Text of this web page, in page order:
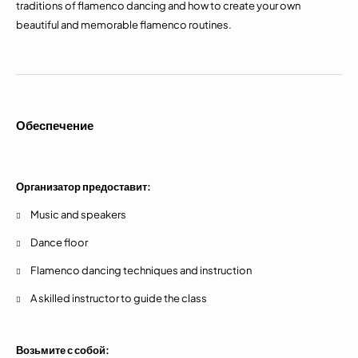
traditions of flamenco dancing and how to create your own
beautiful and memorable flamenco routines.
Обеспечение
Организатор предоставит:
Music and speakers
Dance floor
Flamenco dancing techniques and instruction
A skilled instructor to guide the class
Возьмите с собой: